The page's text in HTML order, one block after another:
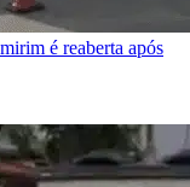
é reaberta após